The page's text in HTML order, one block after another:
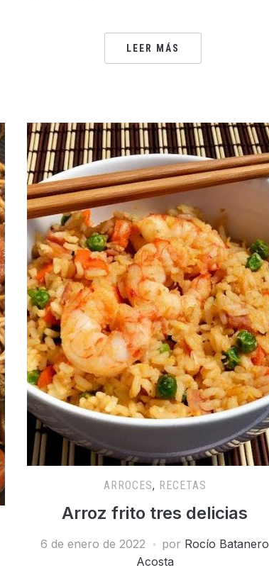
LEER MÁS
ARROCES, RECETAS
Arroz frito tres delicias
6 de enero de 2022 por Rocío Batanero
Acosta